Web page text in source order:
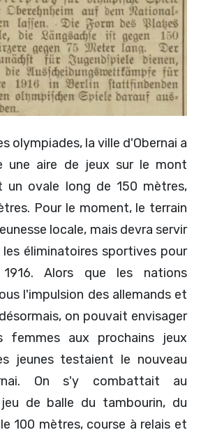
olympiades, la ville d'Obernai a
une aire de jeux sur le mont
un ovale long de 150 mètres,
Pour le moment, le terrain
locale, mais devra servir
éliminatoires sportives pour
Alors que les nations
l'impulsion des allemands et
on pouvait envisager
femmes aux prochains jeux
jeunes testaient le nouveau
On s'y combattait au
de balle du tambourin, du
100 mètres, course à relais et